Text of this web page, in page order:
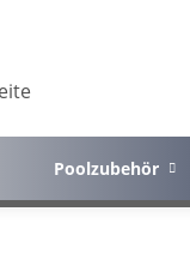
Poolzubehör